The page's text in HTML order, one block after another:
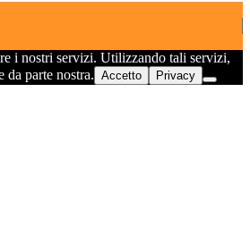
i nostri servizi. Utilizzando tali servizi,
parte nostra. Accetto Privacy